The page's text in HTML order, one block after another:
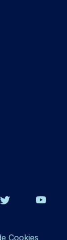
Cookies